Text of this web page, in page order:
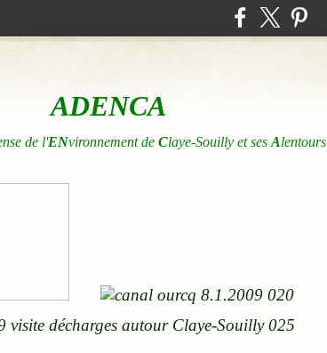
ADENCA
de l'ENvironnement de Claye-Souilly et ses Alentours